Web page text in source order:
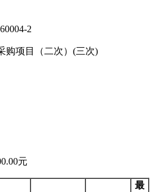
2
购项目（二次）(三次)
元
最